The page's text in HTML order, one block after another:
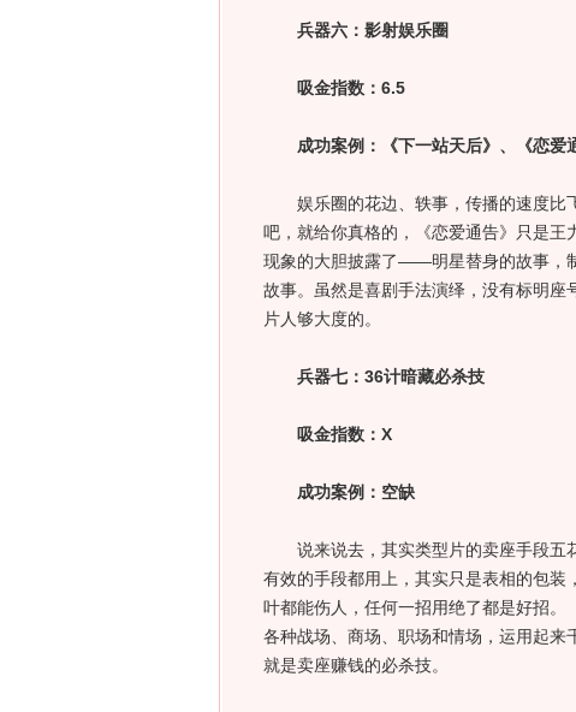
兵器六：影射娱乐圈
吸金指数：6.5
成功案例：《下一站天后》、《恋爱
娱乐圈的花边、轶事，传播的速度比
吧，就给你真格的，《恋爱通告》只是
现象的大胆披露了——明星替身的故事，
故事。虽然是喜剧手法演绎，没有标明座
片人够大度的。
兵器七：36计暗藏必杀技
吸金指数：X
成功案例：空缺
说来说去，其实类型片的卖座手段五
有效的手段都用上，其实只是表相的包
叶都能伤人，任何一招用绝了都是好招
各种战场、商场、职场和情场，运用起
就是卖座赚钱的必杀技。